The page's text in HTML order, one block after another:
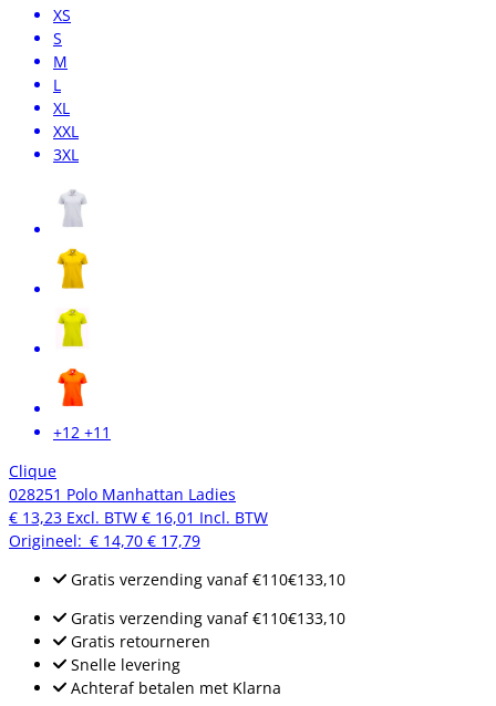
XS
S
M
L
XL
XXL
3XL
+12 +11
Clique
028251 Polo Manhattan Ladies
€ 13,23 Excl. BTW € 16,01 Incl. BTW
Origineel: € 14,70 € 17,79
Gratis verzending vanaf€110€133,10
Gratis verzending vanaf€110€133,10
Gratis retourneren
Snelle levering
Achteraf betalen met Klarna